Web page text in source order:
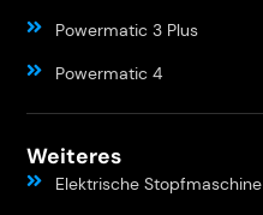
Powermatic 3 Plus
Powermatic 4
Weiteres
Elektrische Stopfmaschine